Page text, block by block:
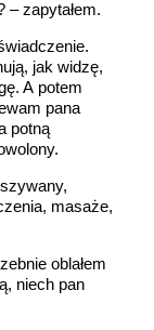
zapytałem.
jak widzę,
A potem
pana
potną
masaże,
oblałem
niech pan